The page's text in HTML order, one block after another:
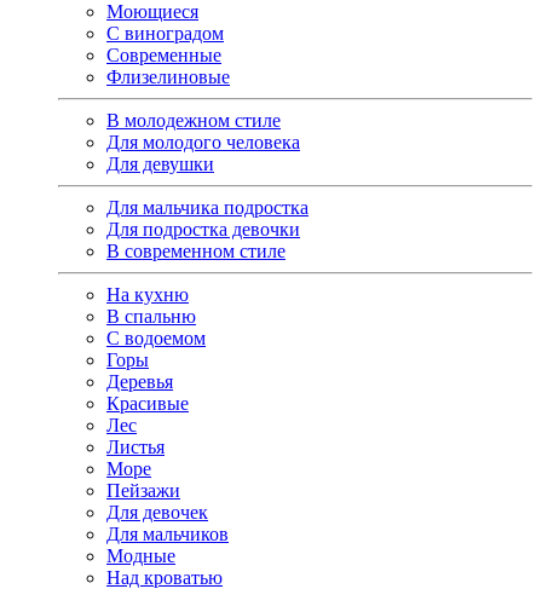
Моющиеся
С виноградом
Современные
Флизелиновые
В молодежном стиле
Для молодого человека
Для девушки
Для мальчика подростка
Для подростка девочки
В современном стиле
На кухню
В спальню
С водоемом
Горы
Деревья
Красивые
Лес
Листья
Море
Пейзажи
Для девочек
Для мальчиков
Модные
Над кроватью